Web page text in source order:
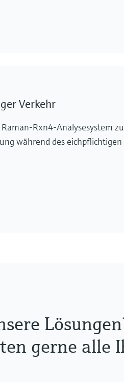
Verkehr
Rxn4-Analysesystem
während des
gerne alle